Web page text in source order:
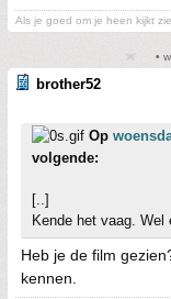
Als je goed om je heen kijkt
•
brother52
Op
volgende:
[..]
Kende het vaag. Wel
Heb je de film
kennen.